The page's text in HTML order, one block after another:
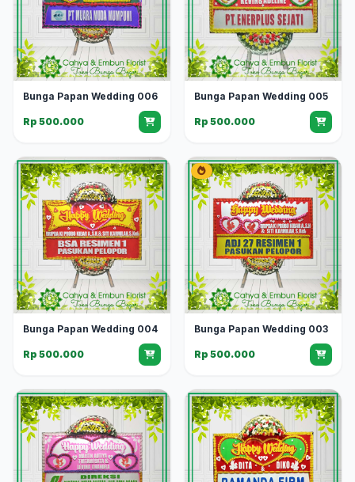
Bunga Papan Wedding 006
Rp 500.000
Bunga Papan Wedding 005
Rp 500.000
Bunga Papan Wedding 004
Rp 500.000
Bunga Papan Wedding 003
Rp 500.000